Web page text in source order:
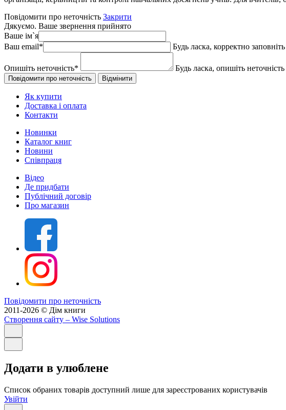
Повідомити про неточність Закрити
Дякуємо. Ваше звернення прийнято
Ваше ім`я
Ваш email* Будь ласка, корректно
Опишіть неточність* Будь ласка, опишіть неточність
Як купити
Доставка і оплата
Контакти
Новинки
Каталог книг
Новини
Співпраця
Відео
Де придбати
Публічний договір
Про магазин
Повідомити про неточність
2011-2026 © Дім книги
Створення сайту – Wise Solutions
Додати в улюблене
Список обраних товарів доступний лише для зареєстрованих користувачів
Увійти